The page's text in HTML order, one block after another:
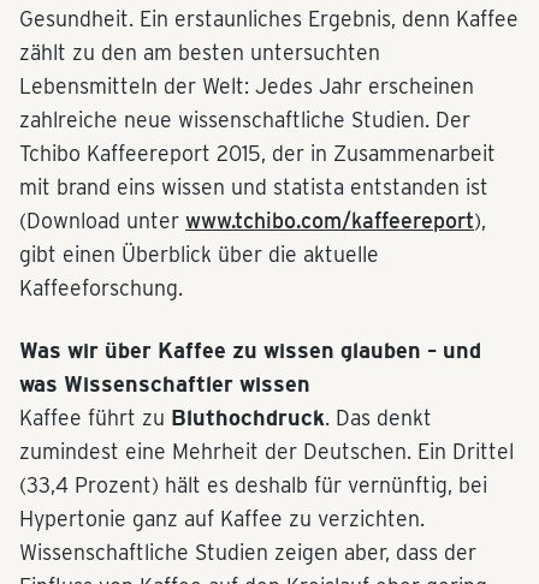
Gesundheit. Ein erstaunliches Ergebnis, denn Kaffee
zählt zu den am besten untersuchten
Lebensmitteln der Welt: Jedes Jahr erscheinen
zahlreiche neue wissenschaftliche Studien. Der
Tchibo Kaffeereport 2015, der in Zusammenarbeit
mit brand eins wissen und statista entstanden ist
(Download unter www.tchibo.com/kaffeereport),
gibt einen Überblick über die aktuelle
Kaffeeforschung.
Was wir über Kaffee zu wissen glauben – und
was Wissenschaftler wissen
Kaffee führt zu Bluthochdruck. Das denkt
zumindest eine Mehrheit der Deutschen. Ein Drittel
(33,4 Prozent) hält es deshalb für vernünftig, bei
Hypertonie ganz auf Kaffee zu verzichten.
Wissenschaftliche Studien zeigen aber, dass der